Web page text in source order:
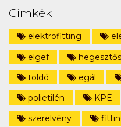
Címkék
elektrofitting
elgef
hegesztős
toldó
egál
polietilén
KPE
szerelvény